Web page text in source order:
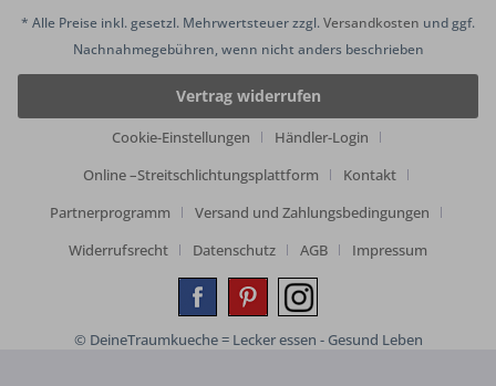
* Alle Preise inkl. gesetzl. Mehrwertsteuer zzgl.Versandkosten und ggf.
Nachnahmegebühren, wenn nicht anders beschrieben
Vertrag widerrufen
Cookie-Einstellungen
Händler-Login
Online –Streitschlichtungsplattform
Kontakt
Partnerprogramm
Versand und Zahlungsbedingungen
Widerrufsrecht
Datenschutz AGB Impressum
© DeineTraumkueche = Lecker essen - Gesund Leben